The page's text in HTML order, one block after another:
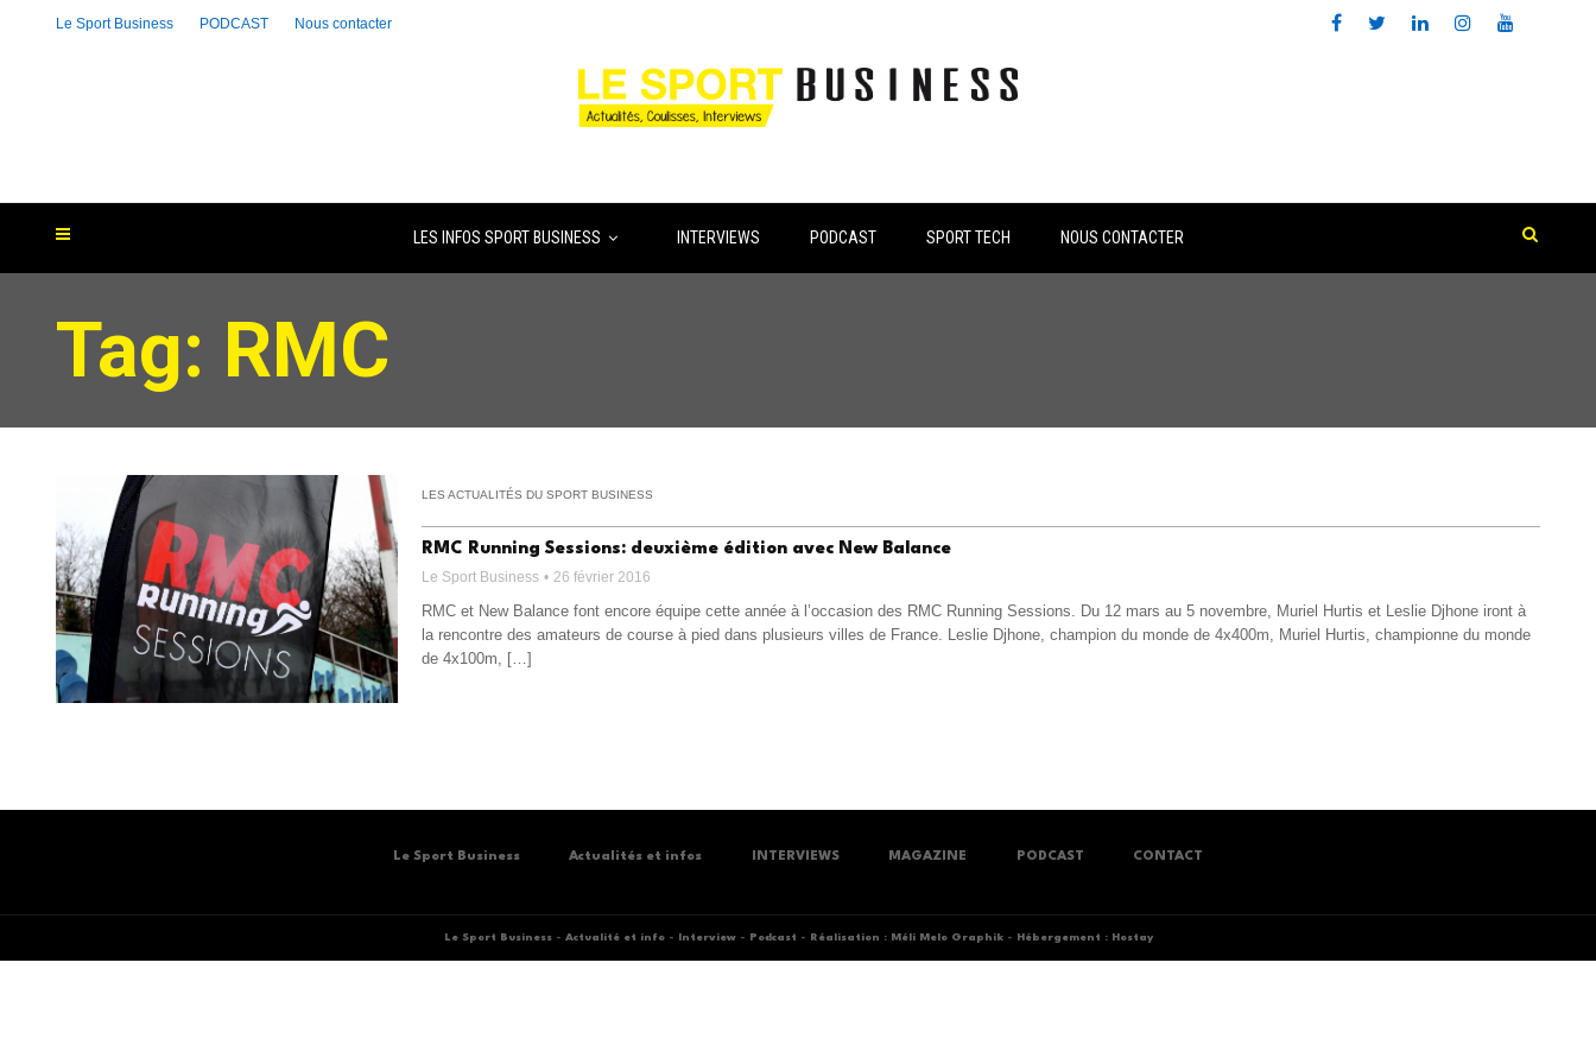
LES INFOS SPORT BUSINESS INTERVIEWS PODCAST SPORT TECH NOUS CONTACTER
Le Sport Business PODCAST Nous contacter
Tag: RMC
LES ACTUALITÉS DU SPORT BUSINESS
RMC Running Sessions: deuxième édition avec New Balance
Le Sport Business 26 février 2016
RMC et New Balance font encore équipe cette année à l’occasion des RMC Running Sessions. Du 12 mars au 5 novembre, Muriel Hurtis et Leslie Djhone iront à
la rencontre des amateurs de course à pied dans plusieurs villes de France. Leslie Djhone, champion du monde de 4x400m, Muriel Hurtis, championne du monde
de 4x100m, […]
Le Sport Business Actualités et infos INTERVIEWS MAGAZINE PODCAST CONTACT
Le Sport Business- Actualité et info- Interview- Podcast - Réalisation : Méli Melo Graphik- Hébergement : Hostay